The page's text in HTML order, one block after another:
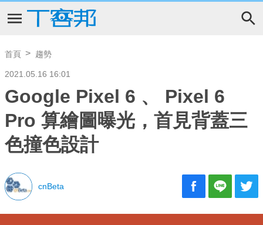
首頁 趨勢
2021.05.16 16:01
Google Pixel 6 、 Pixel 6
Pro 算繪圖曝光，首見背蓋三
色撞色設計
cnBeta